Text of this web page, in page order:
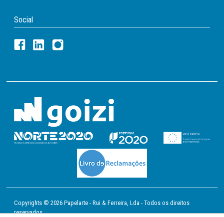
Social
Copyrights © 2026 Papelarte - Rui & Ferreira, Lda - Todos os direitos
reservados